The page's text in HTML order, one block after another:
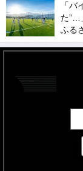
「
た”…
ふる